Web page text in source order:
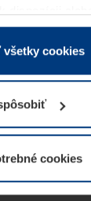
služieb.
cookies
všetky
Vaše
odvolať vo
cookies
cookies